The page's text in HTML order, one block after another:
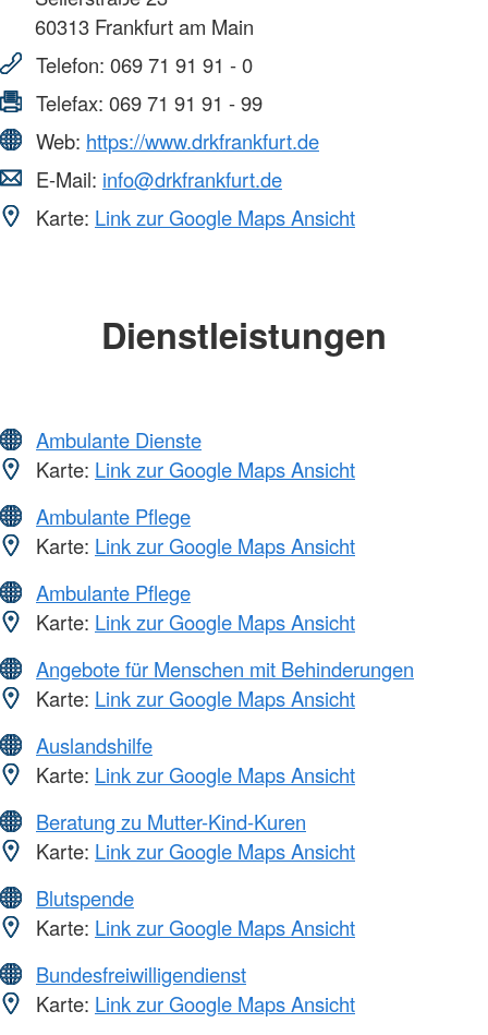
60313 Frankfurt am Main
Telefon: 069 71 91 91 - 0
Telefax: 069 71 91 91 - 99
Web: https://www.drkfrankfurt.de
E-Mail: info@drkfrankfurt.de
Karte: Link zur Google Maps Ansicht
Dienstleistungen
Ambulante Dienste
Karte: Link zur Google Maps Ansicht
Ambulante Pflege
Karte: Link zur Google Maps Ansicht
Ambulante Pflege
Karte: Link zur Google Maps Ansicht
Angebote für Menschen mit Behinderungen
Karte: Link zur Google Maps Ansicht
Auslandshilfe
Karte: Link zur Google Maps Ansicht
Beratung zu Mutter-Kind-Kuren
Karte: Link zur Google Maps Ansicht
Blutspende
Karte: Link zur Google Maps Ansicht
Bundesfreiwilligendienst
Karte: Link zur Google Maps Ansicht